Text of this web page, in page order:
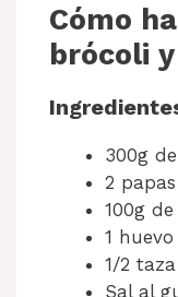
Cómo
brócoli
300g
2
100g
1 huevo
1/2
Sal al